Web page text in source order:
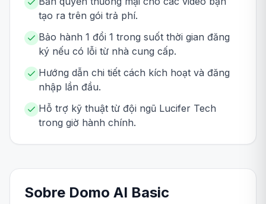
tạo ra trên gói trả phí.
Bảo hành 1 đổi 1 trong suốt thời gian đăng
ký nếu có lỗi từ nhà cung cấp.
Hướng dẫn chi tiết cách kích hoạt và đăng
nhập lần đầu.
Hỗ trợ kỹ thuật từ đội ngũ Lucifer Tech
trong giờ hành chính.
Sobre Domo AI Basic